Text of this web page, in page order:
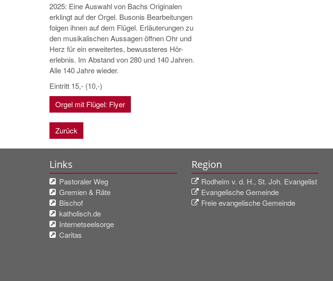
2025: Eine Auswahl von Bachs Originalen
erklingt auf der Orgel. Busonis Bearbeitungen
folgen ihnen auf dem Flügel. Erläuterungen zu
den musikalischen Aussagen öffnen Ohr und
Herz für ein erweitertes, bewussteres Hör-
erlebnis. Im Abstand von 280 und 140 Jahren.
Alle 140 Jahre wieder.
Eintritt 15,- (10,-)
Orgel mit Flügel: Flyer
Zurück
Links
Pastoraler Weg
Gremien & Räte
Bischof
katholisch.de
Internetseelsorge
Caritas
Region
Rodheim v. d. H., St. Joh. Evangelist
Evangelische Gemeinde
Freie evangelische Gemeinde